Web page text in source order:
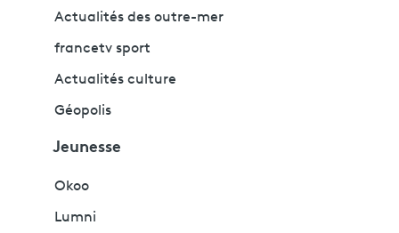
Actualités des outre-mer
francetv sport
Actualités culture
Géopolis
Jeunesse
Okoo
Lumni